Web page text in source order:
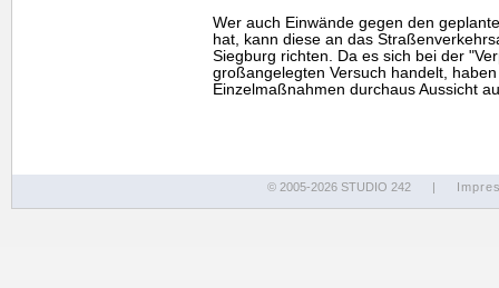
Wer auch Einwände gegen den
hat, kann diese an das
Siegburg richten. Da es sich bei der
großangelegten Versuch handelt,
Einzelmaßnahmen durchaus Aussicht
© 2005-2026 STUDIO 242 |